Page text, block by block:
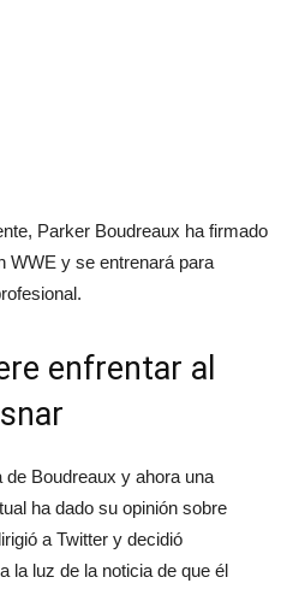
Parker Boudreaux ha firmado
WWE y se entrenará para
enfrentar al
Boudreaux y ahora una
ha dado su opinión sobre
a Twitter y decidió
la luz de la noticia de que él